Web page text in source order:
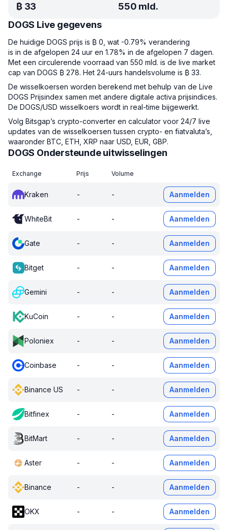
₿ 33
550 mld.
DOGS Live gegevens
De huidige DOGS prijs is ₿ 0, wat -0.79% verandering
is in de afgelopen 24 uur en 1.78% in de afgelopen 7 dagen.
Met een circulerende voorraad van 550 mld. is de live market
cap van DOGS ₿ 278. Het 24-uurs handelsvolume is ₿ 33.
De wisselkoersen worden berekend met behulp van de Live
DOGS Prijsindex samen met andere digitale activa prijsindices.
De DOGS/USD wisselkoers wordt in real-time bijgewerkt.
Volg Bitsgap’s crypto-converter en calculator voor 24/7 live
updates van de wisselkoersen tussen crypto- en fiatvaluta’s,
waaronder BTC, ETH, XRP naar USD, EUR, GBP.
DOGS Ondersteunde uitwisselingen
Exchange Prijs Volume
Kraken - - Aanmelden
WhiteBit - - Aanmelden
Gate - - Aanmelden
Bitget - - Aanmelden
Gemini - - Aanmelden
KuCoin - - Aanmelden
Poloniex - - Aanmelden
Coinbase - - Aanmelden
Binance US - - Aanmelden
Bitfinex - - Aanmelden
BitMart - - Aanmelden
Aster - - Aanmelden
Binance - - Aanmelden
OKX - - Aanmelden